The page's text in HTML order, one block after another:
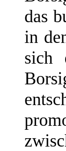
das
in
sich